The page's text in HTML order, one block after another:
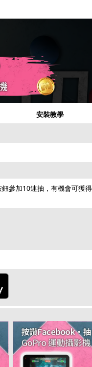
碼
安裝教學
參加10連抽，有機會可獲得